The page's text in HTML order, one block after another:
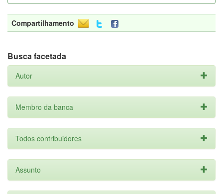
Compartilhamento
Busca facetada
Autor
Membro da banca
Todos contribuidores
Assunto